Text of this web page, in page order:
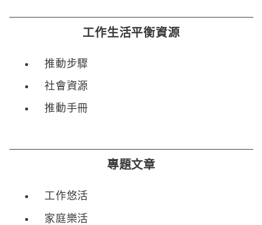
工作生活平衡資源
推動步驟
社會資源
推動手冊
專題文章
工作悠活
家庭樂活